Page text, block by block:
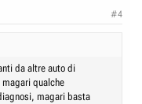
#4
da altre auto di
qualche
magari basta